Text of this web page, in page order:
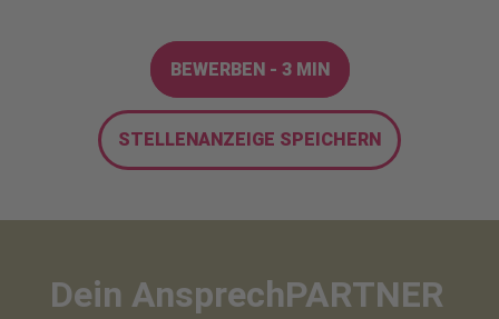
BEWERBEN - 3 MIN
STELLENANZEIGE SPEICHERN
Dein AnsprechPARTNER